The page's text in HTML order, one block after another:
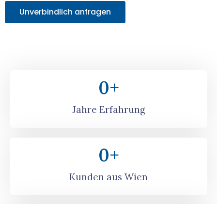
Unverbindlich anfragen
Jahre Erfahrung
0+
Kunden aus Wien
0+